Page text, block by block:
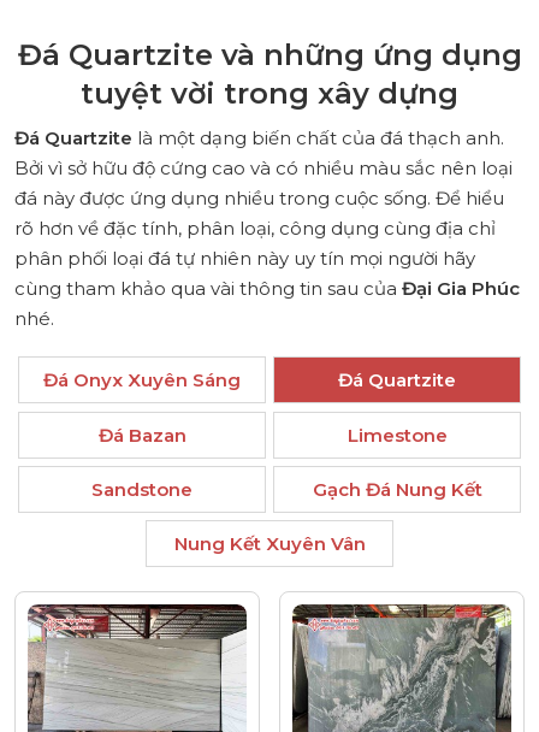
Đá Quartzite và những ứng dụng
tuyệt vời trong xây dựng
Đá Quartzite là một dạng biến chất của đá thạch anh.
Bởi vì sở hữu độ cứng cao và có nhiều màu sắc nên loại
đá này được ứng dụng nhiều trong cuộc sống. Để hiểu
rõ hơn về đặc tính, phân loại, công dụng cùng địa chỉ
phân phối loại đá tự nhiên này uy tín mọi người hãy
cùng tham khảo qua vài thông tin sau của Đại Gia Phúc
nhé.
Đá Onyx Xuyên Sáng Đá Quartzite
Đá Bazan Limestone
Sandstone Gạch Đá Nung Kết
Nung Kết Xuyên Vân